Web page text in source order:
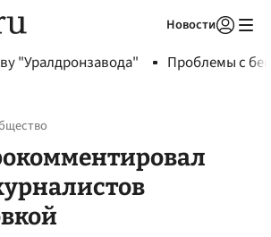
Новости
"Уралдронзавода" Проблемы с